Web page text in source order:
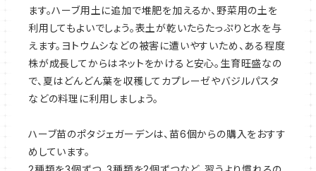
ます。ハーブ用土に追加で堆肥を加えるか、野菜用の土を
利用してもよいでしょう。表土が乾いたらたっぷりと水を与
えます。ヨトウムシなどの被害に遭いやすいため、ある程度
株が成長してからはネットをかけると安心。生育旺盛なの
で、夏はどんどん葉を収穫してカプレーゼやバジルパスタ
などの料理に利用しましょう。
ハーブ苗のポタジェガーデンは、苗6個からの購入をおすす
めしています。